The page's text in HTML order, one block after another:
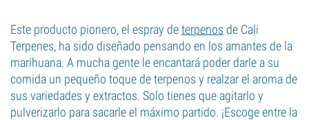
Este producto pionero, el espray deterpenos de Cali
Terpenes, ha sido diseñado pensando en los amantes de la
marihuana. A mucha gente le encantará poder darle a su
comida un pequeño toque de terpenos y realzar el aroma de
sus variedades y extractos. Solo tienes que agitarlo y
pulverizarlo para sacarle el máximo partido. ¡Escoge entre la